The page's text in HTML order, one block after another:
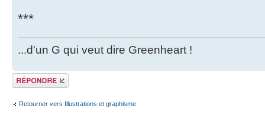
***
...d'un G qui veut dire Greenheart !
Répondre
Retourner vers Illustrations et graphisme